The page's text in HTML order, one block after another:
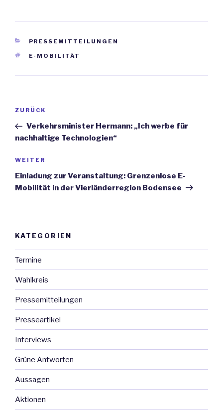
KATEGORIEN
PRESSEMITTEILUNGEN
SCHLAGWÖRTER
E-MOBILITÄT
Beitrags-
Vorheriger
Beitrag
ZURÜCK
Verkehrsminister Hermann: „Ich werbe für
nachhaltige Technologien“
Nächster
Beitrag
WEITER
Einladung zur Veranstaltung: Grenzenlose E-
Mobilität in der Vierländerregion Bodensee
KATEGORIEN
Termine
Wahlkreis
Pressemitteilungen
Presseartikel
Interviews
Grüne Antworten
Aussagen
Aktionen